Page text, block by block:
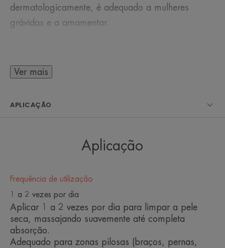
dermatologicamente, é adequado a mulheres
grávidas e a amamentar.
ALGUMAS PALAVRAS DO NOSSO
O melhor emoliente é aquele que
pode ser facilmente integrado na
eficaz: deve também ter uma
textura agradável que incentive a
aplicação regular.
Ver mais
APLICAÇÃO
Aplicação
Frequência de utilização
1 a 2 vezes por dia
Aplicar 1 a 2 vezes por dia para limpar a pele
seca, massajando suavemente até completa
absorção.
Adequado para zonas pilosas (braços, pernas,